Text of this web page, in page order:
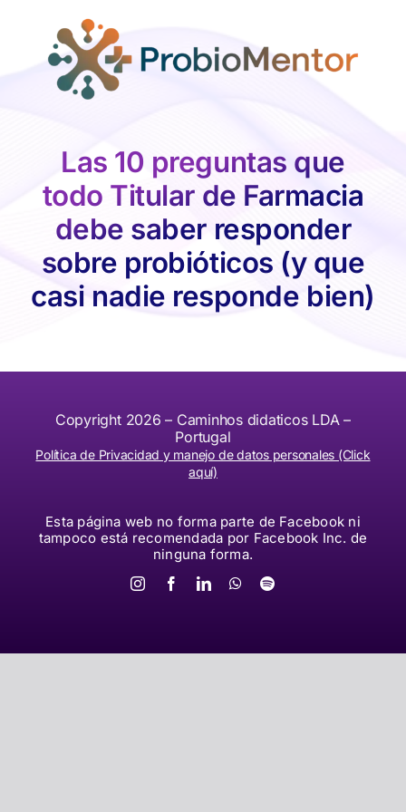
content
Las 10 preguntas que
todo Titular de Farmacia
debe saber responder
sobre probióticos (y que
casi nadie responde bien)
Copyright 2026 – Caminhos didaticos LDA –
Portugal
Política de Privacidad y manejo de datos personales (Click
aquí)
Esta página web no forma parte de Facebook ni
tampoco está recomendada por Facebook Inc. de
ninguna forma.